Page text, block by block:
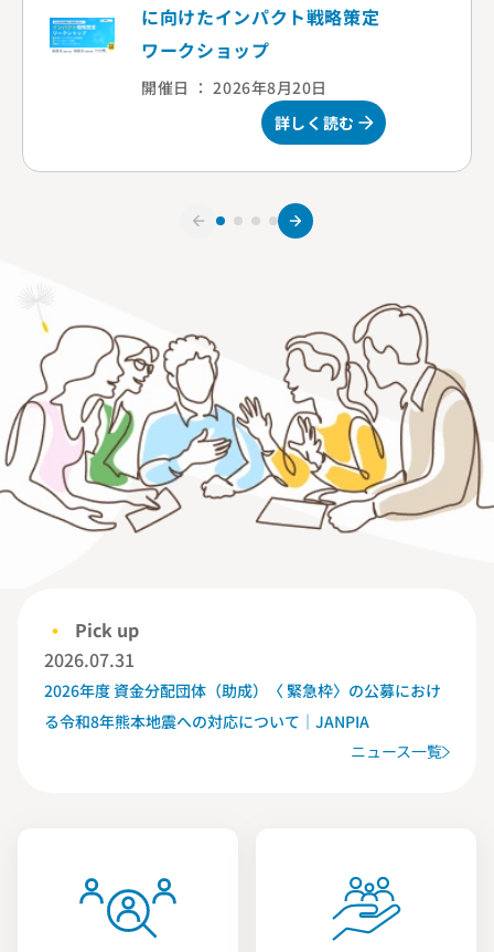
に向けたインパクト戦略策定
ワークショップ
開催日 ： 2026年8月20日
詳しく読む
Pick up
2026.07.31
2026年度 資金分配団体（助成）〈 緊急枠〉の公募におけ
る令和8年熊本地震への対応について｜JANPIA
ニュース一覧